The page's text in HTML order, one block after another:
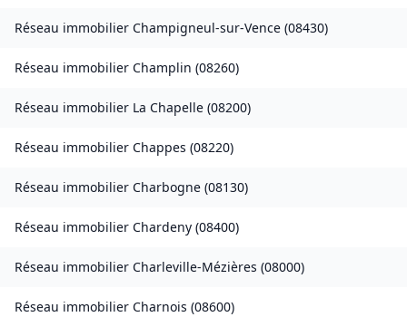
Réseau immobilier Champigneul-sur-Vence (08430)
Réseau immobilier Champlin (08260)
Réseau immobilier La Chapelle (08200)
Réseau immobilier Chappes (08220)
Réseau immobilier Charbogne (08130)
Réseau immobilier Chardeny (08400)
Réseau immobilier Charleville-Mézières (08000)
Réseau immobilier Charnois (08600)